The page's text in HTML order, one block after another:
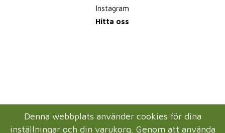
Instagram
Hitta oss
Denna webbplats använder cookies för dina
inställningar och din varukorg. Genom att använda